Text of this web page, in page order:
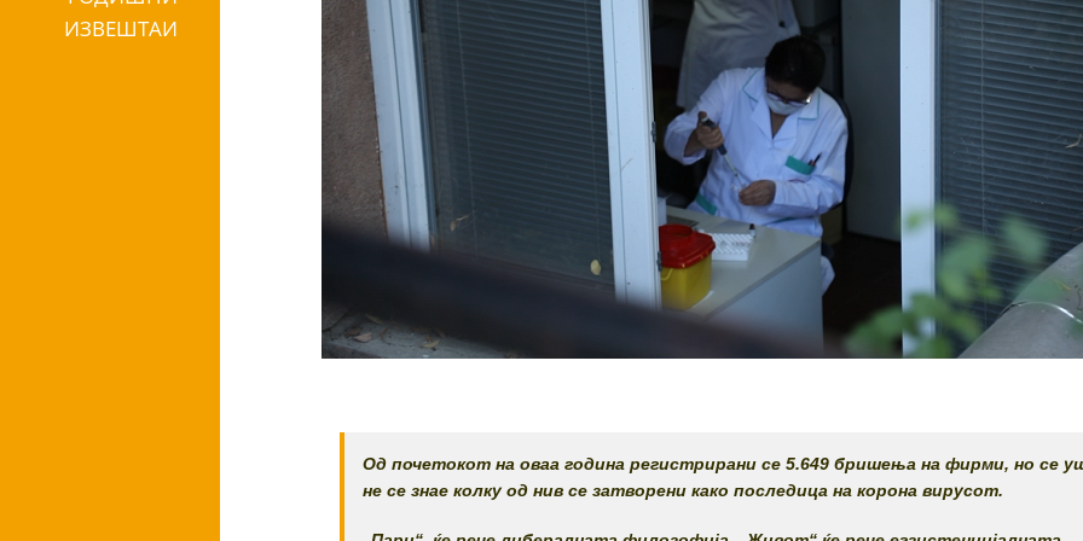
ИЗВЕШТАИ
Од почетокот на оваа година регистрирани се 5.649 бришења на фирми, но се
не се знае колку од нив се затворени како последица на корона вирусот.